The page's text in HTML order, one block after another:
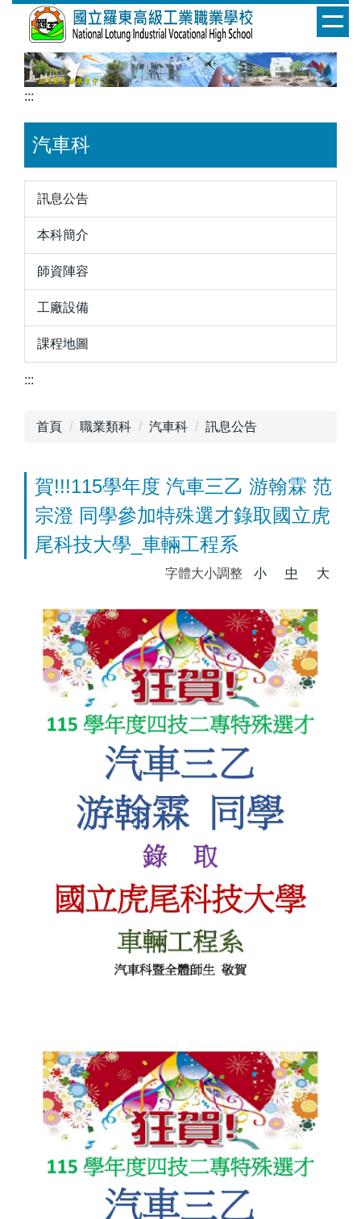
:::
汽車科
訊息公告
本科簡介
師資陣容
工廠設備
課程地圖
:::
首頁 職業類科 汽車科 訊息公告
賀!!!115學年度 汽車三乙 游翰霖 范
宗澄 同學參加特殊選才錄取國立虎
尾科技大學_車輛工程系
字體大小調整 小 中 大